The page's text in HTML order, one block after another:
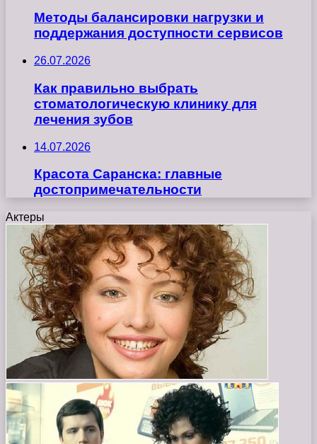
Методы балансировки нагрузки и
поддержания доступности сервисов
26.07.2026
Как правильно выбрать
стоматологическую клинику для
лечения зубов
14.07.2026
Красота Саранска: главные
достопримечательности
Актеры